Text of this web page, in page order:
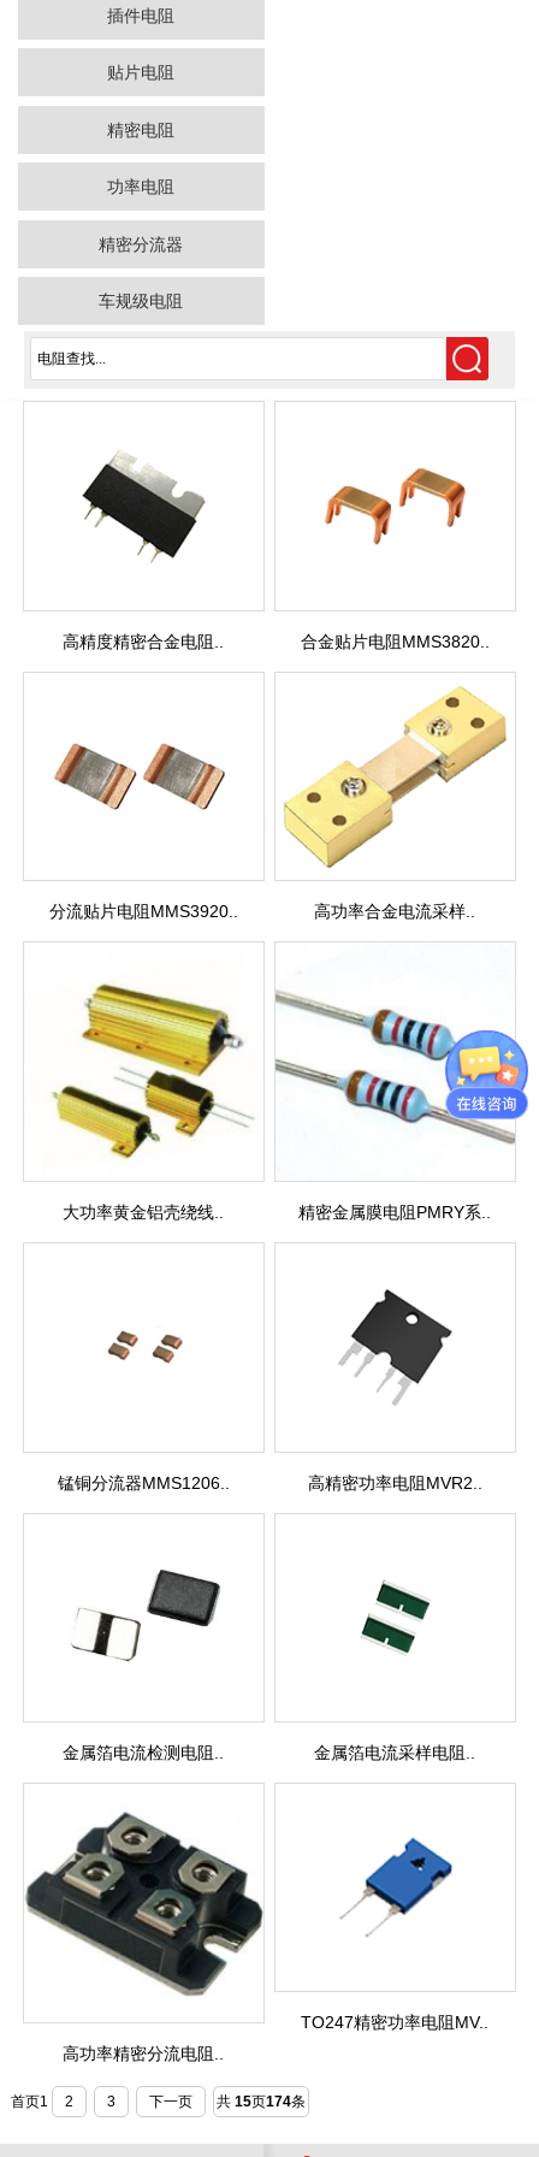
插件电阻
贴片电阻
精密电阻
功率电阻
精密分流器
车规级电阻
高精度精密合金电阻.. 合金贴片电阻MMS3820..
分流贴片电阻MMS3920.. 高功率合金电流采样..
大功率黄金铝壳绕线.. 精密金属膜电阻PMRY系..
锰铜分流器MMS1206.. 高精密功率电阻MVR2..
金属箔电流检测电阻.. 金属箔电流采样电阻..
高功率精密分流电阻..
TO247精密功率电阻MV..
首页1 2 3 下一页 共 15页174条